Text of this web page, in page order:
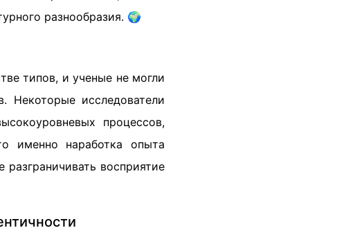
разнообразия. 🌍
типов, и ученые не могли
Некоторые исследователи
процессов,
именно наработка опыта
восприятие